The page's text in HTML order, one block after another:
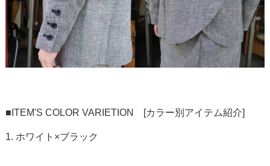
■ITEM'S COLOR VARIETION [カラー別アイテム紹介]
1. ホワイト×ブラック